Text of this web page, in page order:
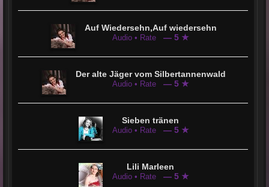
Auf Wiedersehn,Auf wiedersehn
Audio • Rate — 5 ★
Der alte Jäger vom Silbertannenwald
Audio • Rate — 5 ★
Sieben tränen
Audio • Rate — 5 ★
Lili Marleen
Audio • Rate — 5 ★